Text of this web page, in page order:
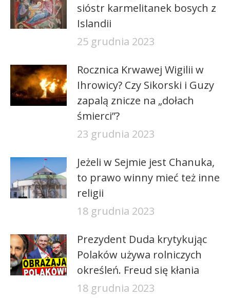
sióstr karmelitanek bosych z
Islandii
25 grudnia 2023
Rocznica Krwawej Wigilii w
Ihrowicy? Czy Sikorski i Guzy
zapalą znicze na „dołach
śmierci”?
23 grudnia 2023
Jeżeli w Sejmie jest Chanuka,
to prawo winny mieć też inne
religii
18 grudnia 2023
Prezydent Duda krytykując
Polaków używa rolniczych
określeń. Freud się kłania
18 grudnia 2023